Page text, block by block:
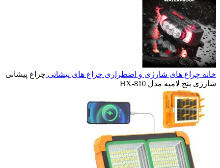
خانه چراغ های شارژی و اضطراری چراغ های پیشانی چراغ پیشانی
شارژی پنج لامپه مدل HX-810